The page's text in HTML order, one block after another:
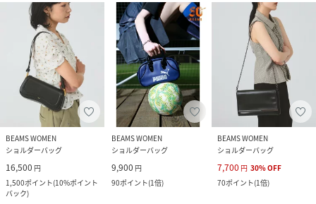
BEAMS WOMEN
ショルダーバッグ
16,500 円
1,500ポイント(10%ポイント
バック)
BEAMS WOMEN
ショルダーバッグ
9,900 円
90ポイント(1倍)
BEAMS WOMEN
ショルダーバッグ
7,700 円 30%OFF
70ポイント(1倍)